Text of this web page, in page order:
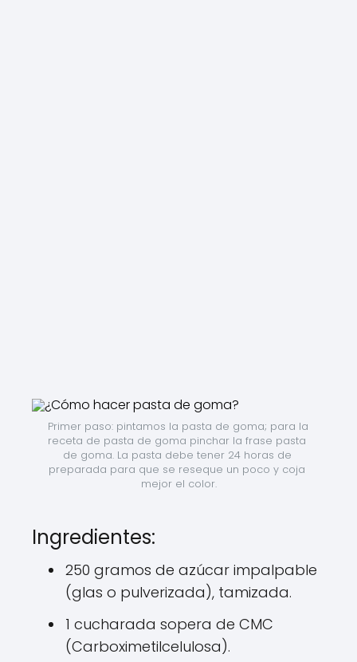
Primer paso: pintamos la pasta de goma; para la
receta de pasta de goma pinchar la frase pasta
de goma. La pasta debe tener 24 horas de
preparada para que se reseque un poco y coja
mejor el color.
Ingredientes:
250 gramos de azúcar impalpable
(glas o pulverizada), tamizada.
1 cucharada sopera de CMC
(Carboximetilcelulosa).